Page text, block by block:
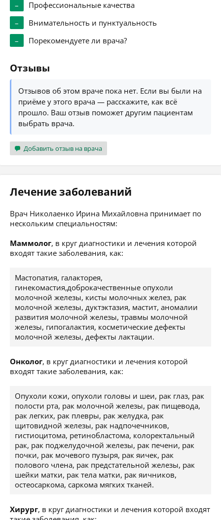
–
Профессиональные качества
–
Внимательность и пунктуальность
–
Порекомендуете ли врача?
Отзывы
Отзывов об этом враче пока нет. Если вы были на
приёме у этого врача — расскажите, как всё
прошло. Ваш отзыв поможет другим пациентам
выбрать врача.
Добавить отзыв на врача
Лечение заболеваний
Врач Николаенко Ирина Михайловна принимает по
нескольким специальностям:
Маммолог, в круг диагностики и лечения которой
входят такие заболевания, как:
Мастопатия, галакторея,
гинекомастия,доброкачественные опухоли
молочной железы, кисты молочных желез, рак
молочной железы, дуктэктазия, мастит, аномалии
развития молочной железы, травмы молочной
железы, гипогалактия, косметические дефекты
молочной железы, дефекты лактации.
Онколог, в круг диагностики и лечения которой
входят такие заболевания, как:
Опухоли кожи, опухоли головы и шеи, рак глаз, рак
полости рта, рак молочной железы, рак пищевода,
рак легких, рак плевры, рак желудка, рак
щитовидной железы, рак надпочечников,
гистиоцитома, ретинобластома, колоректальный
рак, рак поджелудочной железы, рак печени, рак
почки, рак мочевого пузыря, рак яичек, рак
полового члена, рак предстательной железы, рак
шейки матки, рак тела матки, рак яичников,
остеосаркома, саркома мягких тканей.
Хирург, в круг диагностики и лечения которой входят